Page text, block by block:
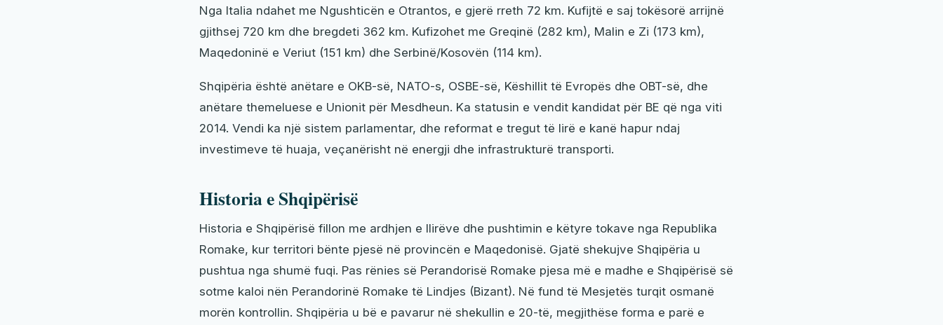
Nga Italia ndahet me Ngushticën e Otrantos, e gjerë rreth 72 km. Kufijtë e saj tokësorë arrijnë
gjithsej 720 km dhe bregdeti 362 km. Kufizohet me Greqinë (282 km), Malin e Zi (173 km),
Maqedoninë e Veriut (151 km) dhe Serbinë/Kosovën (114 km).
Shqipëria është anëtare e OKB-së, NATO-s, OSBE-së, Këshillit të Evropës dhe OBT-së, dhe
anëtare themeluese e Unionit për Mesdheun. Ka statusin e vendit kandidat për BE që nga viti
2014. Vendi ka një sistem parlamentar, dhe reformat e tregut të lirë e kanë hapur ndaj
investimeve të huaja, veçanërisht në energji dhe infrastrukturë transporti.
Historia e Shqipërisë
Historia e Shqipërisë fillon me ardhjen e Ilirëve dhe pushtimin e këtyre tokave nga Republika
Romake, kur territori bënte pjesë në provincën e Maqedonisë. Gjatë shekujve Shqipëria u
pushtua nga shumë fuqi. Pas rënies së Perandorisë Romake pjesa më e madhe e Shqipërisë së
sotme kaloi nën Perandorinë Romake të Lindjes (Bizant). Në fund të Mesjetës turqit osmanë
morën kontrollin. Shqipëria u bë e pavarur në shekullin e 20-të, megjithëse forma e parë e